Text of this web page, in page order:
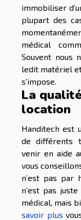
immobiliser
plupart des
médical
Souvent nous
ledit matériel
s’impose.
La
location
Handitech est
de différents
venir en aide
vous
n’est pas par
n’est pas
médical, mais
savoir plus